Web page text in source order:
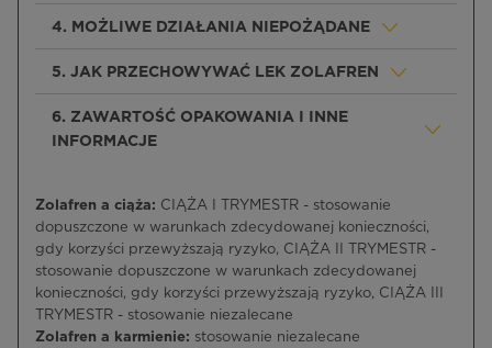
4. MOŻLIWE DZIAŁANIA NIEPOŻĄDANE
5. JAK PRZECHOWYWAĆ LEK ZOLAFREN
6. ZAWARTOŚĆ OPAKOWANIA I INNE
INFORMACJE
Zolafren a ciąża: CIĄŻA I TRYMESTR - stosowanie
dopuszczone w warunkach zdecydowanej konieczności,
gdy korzyści przewyższają ryzyko, CIĄŻA II TRYMESTR -
stosowanie dopuszczone w warunkach zdecydowanej
konieczności, gdy korzyści przewyższają ryzyko, CIĄŻA III
TRYMESTR - stosowanie niezalecane
Zolafren a karmienie: stosowanie niezalecane